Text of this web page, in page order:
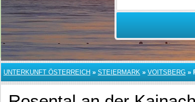
UNTERKUNFT ÖSTERREICH » STEIERMARK » VOITSBERG »